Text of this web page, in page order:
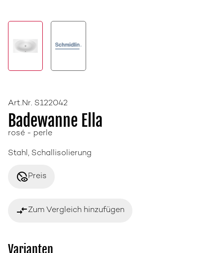
Art.Nr. S122042
Badewanne Ella
rosé - perle
Stahl, Schallisolierung
disabled_visiblePreis
compare_arrowsZum Vergleich hinzufügen
Varianten